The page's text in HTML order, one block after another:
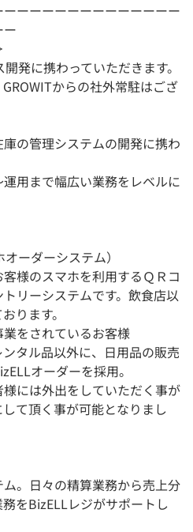
ーーーーーーーーーーーーー
発に携わっていただきます。
からの社外常駐はござ
の管理システムの開発に携わ
用まで幅広い業務をレベルに
ーダーシステム）
様のスマホを利用するＱＲコ
リーシステムです。飲食店以
ります。
をされているお客様
タル品以外に、日用品の販売
オーダーを採用。
には外出をしていただく事が
て頂く事が可能となりまし
。日々の精算業務から売上分
をBizELLレジがサポートし